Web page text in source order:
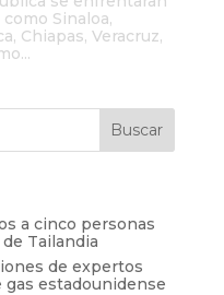
Sinaloa,
Chiapas, Veracruz,
a cinco personas
Tailandia
de expertos
estadounidense